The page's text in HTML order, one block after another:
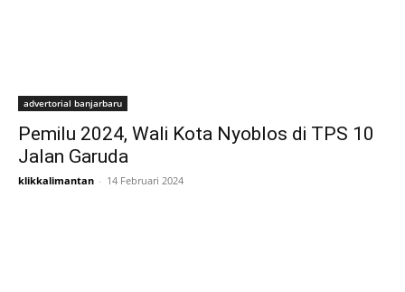
advertorial banjarbaru
Pemilu 2024, Wali Kota Nyoblos di TPS 10
Jalan Garuda
klikkalimantan - 14 Februari 2024